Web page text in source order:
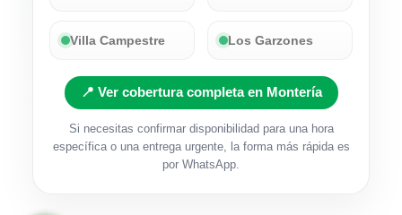
Villa Campestre Los Garzones
📍 Ver cobertura completa en Montería
Si necesitas confirmar disponibilidad para una hora
específica o una entrega urgente, la forma más rápida es
por WhatsApp.